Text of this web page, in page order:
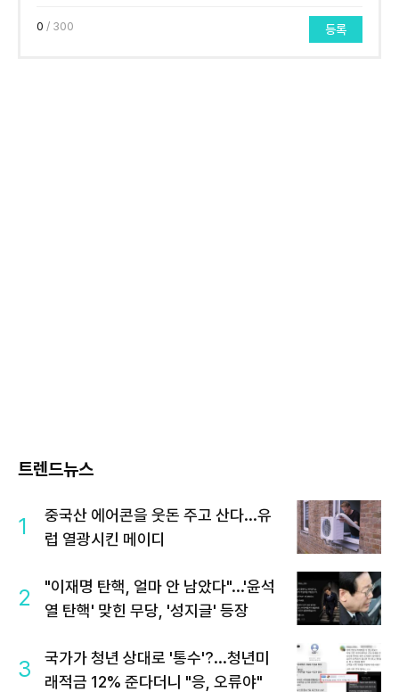
0 / 300 등록
트렌드뉴스
1
중국산 에어콘을 웃돈 주고 산다...유
럽 열광시킨 메이디
2
"이재명 탄핵, 얼마 안 남았다"...'윤석
열 탄핵' 맞힌 무당, '성지글' 등장
3
국가가 청년 상대로 '통수'?...청년미
래적금 12% 준다더니 "응, 오류야"